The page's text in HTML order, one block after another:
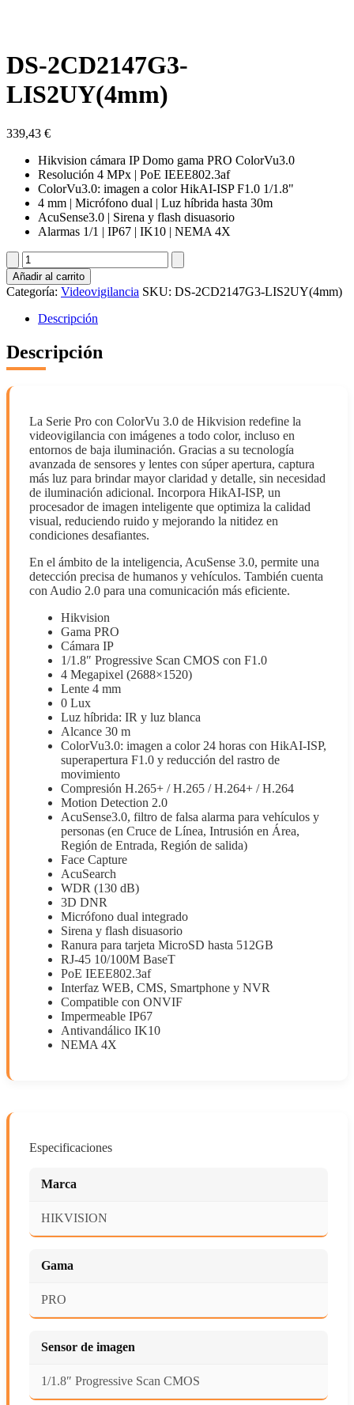
DS-2CD2147G3-
LIS2UY(4mm)
339,43 €
Hikvision cámara IP Domo gama PRO ColorVu3.0
Resolución 4 MPx | PoE IEEE802.3af
ColorVu3.0: imagen a color HikAI-ISP F1.0 1/1.8"
4 mm | Micrófono dual | Luz híbrida hasta 30m
AcuSense3.0 | Sirena y flash disuasorio
Alarmas 1/1 | IP67 | IK10 | NEMA 4X
DS-
2CD2147G3-
LIS2UY(4mm)
cantidad
Añadir al carrito
Categoría: Videovigilancia SKU: DS-2CD2147G3-LIS2UY(4mm)
Descripción
Descripción
La Serie Pro con ColorVu 3.0 de Hikvision redefine la
videovigilancia con imágenes a todo color, incluso en
entornos de baja iluminación. Gracias a su tecnología
avanzada de sensores y lentes con súper apertura, captura
más luz para brindar mayor claridad y detalle, sin necesidad
de iluminación adicional. Incorpora HikAI-ISP, un
procesador de imagen inteligente que optimiza la calidad
visual, reduciendo ruido y mejorando la nitidez en
condiciones desafiantes.
En el ámbito de la inteligencia, AcuSense 3.0, permite una
detección precisa de humanos y vehículos. También cuenta
con Audio 2.0 para una comunicación más eficiente.
Hikvision
Gama PRO
Cámara IP
1/1.8″ Progressive Scan CMOS con F1.0
4 Megapixel (2688×1520)
Lente 4 mm
0 Lux
Luz híbrida: IR y luz blanca
Alcance 30 m
ColorVu3.0: imagen a color 24 horas con HikAI-ISP,
superapertura F1.0 y reducción del rastro de
movimiento
Compresión H.265+ / H.265 / H.264+ / H.264
Motion Detection 2.0
AcuSense3.0, filtro de falsa alarma para vehículos y
personas (en Cruce de Línea, Intrusión en Área,
Región de Entrada, Región de salida)
Face Capture
AcuSearch
WDR (130 dB)
3D DNR
Micrófono dual integrado
Sirena y flash disuasorio
Ranura para tarjeta MicroSD hasta 512GB
RJ-45 10/100M BaseT
PoE IEEE802.3af
Interfaz WEB, CMS, Smartphone y NVR
Compatible con ONVIF
Impermeable IP67
Antivandálico IK10
NEMA 4X
Especificaciones
Marca
HIKVISION
Gama
PRO
Sensor de imagen
1/1.8″ Progressive Scan CMOS